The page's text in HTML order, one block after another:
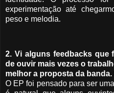
experimentação até
peso e melodia.
2. Vi alguns feedbacks que
de ouvir mais vezes o
melhor a proposta da
O EP foi pensado para ser